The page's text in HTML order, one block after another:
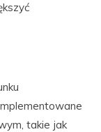
takie jak